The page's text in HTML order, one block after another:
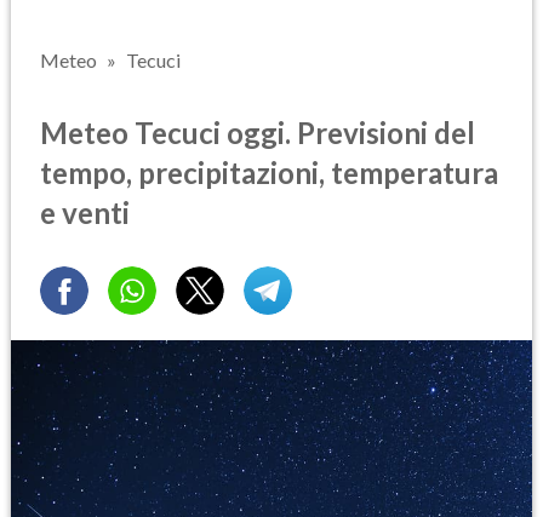
Meteo Tecuci
Meteo Tecuci oggi. Previsioni del
tempo, precipitazioni, temperatura
e venti